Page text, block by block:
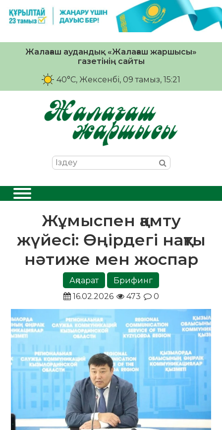
Жалағаш аудандық «Жалағаш жаршысы»
газетінің сайты
40°C, Жексенбі, 09 тамыз, 15:21
Жұмыспен қамту
жүйесі: Өңірдегі нақты
нәтиже мен жоспар
Ақпарат
Брифинг
16.02.2026
473 0